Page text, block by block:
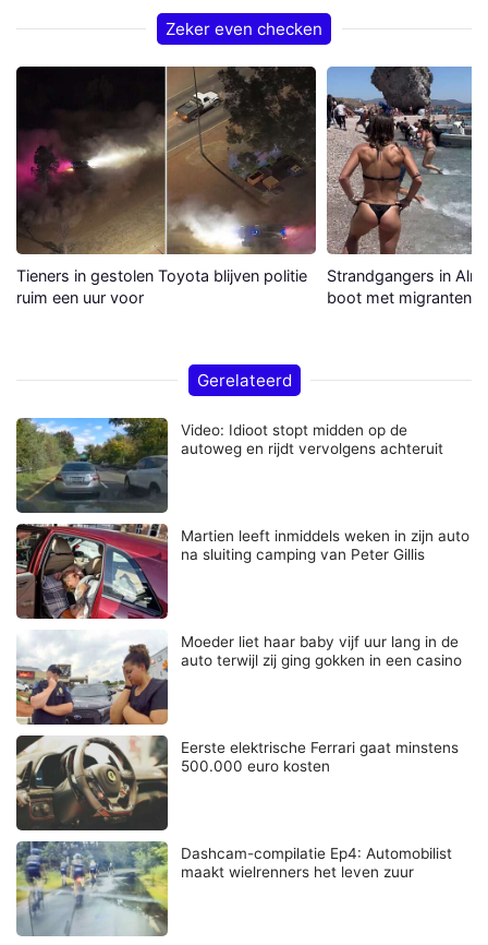
Zeker even checken
Tieners in gestolen Toyota blijven politie
ruim een uur voor
Strandgangers in
boot met migranten
Gerelateerd
Video: Idioot stopt midden op de
autoweg en rijdt vervolgens achteruit
Martien leeft inmiddels weken in zijn auto
na sluiting camping van Peter Gillis
Moeder liet haar baby vijf uur lang in de
auto terwijl zij ging gokken in een casino
Eerste elektrische Ferrari gaat minstens
500.000 euro kosten
Dashcam-compilatie Ep4: Automobilist
maakt wielrenners het leven zuur